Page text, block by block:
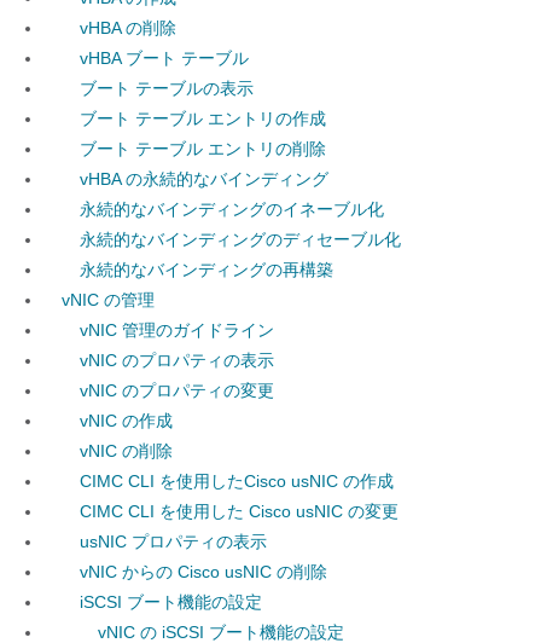
vHBA の削除
vHBA ブート テーブル
ブート テーブルの表示
ブート テーブル エントリの作成
ブート テーブル エントリの削除
vHBA の永続的なバインディング
永続的なバインディングのイネーブル化
永続的なバインディングのディセーブル化
永続的なバインディングの再構築
vNIC の管理
vNIC 管理のガイドライン
vNIC のプロパティの表示
vNIC のプロパティの変更
vNIC の作成
vNIC の削除
CIMC CLI を使用したCisco usNIC の作成
CIMC CLI を使用した Cisco usNIC の変更
usNIC プロパティの表示
vNIC からの Cisco usNIC の削除
iSCSI ブート機能の設定
vNIC の iSCSI ブート機能の設定